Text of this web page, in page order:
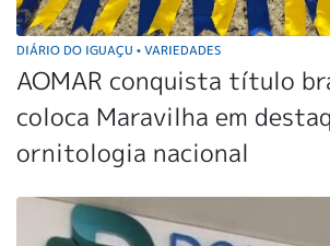
DIÁRIO DO IGUAÇU • VARIEDADES
AOMAR conquista título
coloca Maravilha em
ornitologia nacional